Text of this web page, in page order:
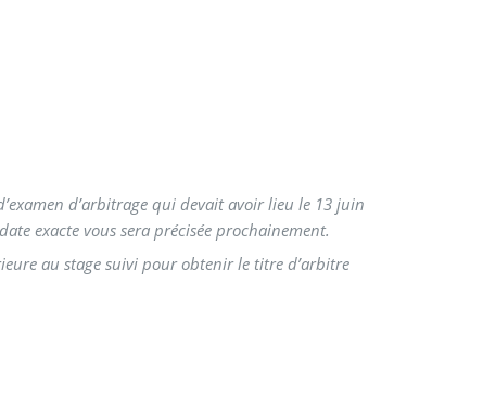
d’arbitrage qui devait avoir lieu le 13 juin
exacte vous sera précisée prochainement.
au stage suivi pour obtenir le titre d’arbitre